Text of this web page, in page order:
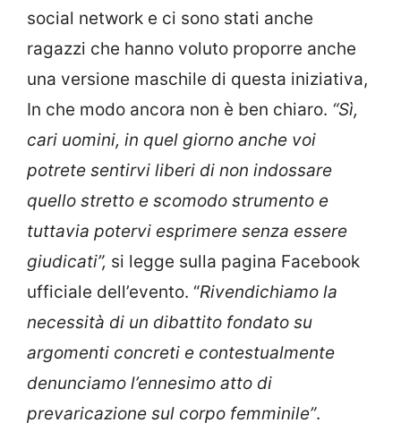
social network e ci sono stati anche
ragazzi che hanno voluto proporre anche
una versione maschile di questa iniziativa,
In che modo ancora non è ben chiaro. “Sì,
cari uomini, in quel giorno anche voi
potrete sentirvi liberi di non indossare
quello stretto e scomodo strumento e
tuttavia potervi esprimere senza essere
giudicati”, si legge sulla pagina Facebook
ufficiale dell’evento. “Rivendichiamo la
necessità di un dibattito fondato su
argomenti concreti e contestualmente
denunciamo l’ennesimo atto di
prevaricazione sul corpo femminile”.